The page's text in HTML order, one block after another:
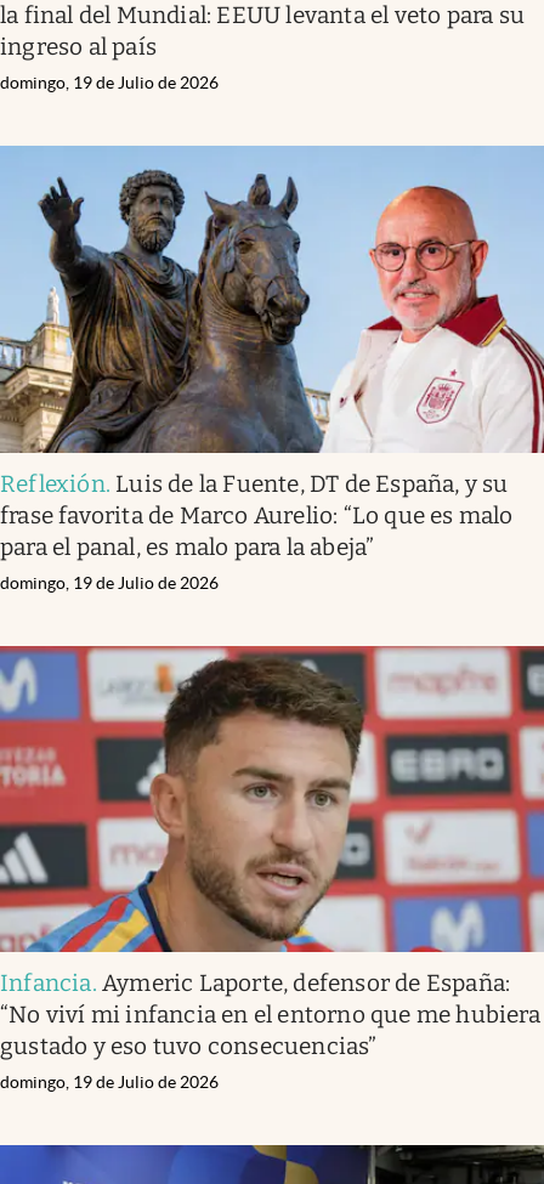
la final del Mundial: EEUU levanta el veto para su
ingreso al país
domingo, 19 de Julio de 2026
Reflexión. Luis de la Fuente, DT de España, y su
frase favorita de Marco Aurelio: “Lo que es malo
para el panal, es malo para la abeja”
domingo, 19 de Julio de 2026
Infancia.Aymeric Laporte, defensor de España:
“No viví mi infancia en el entorno que me hubiera
gustado y eso tuvo consecuencias”
domingo, 19 de Julio de 2026